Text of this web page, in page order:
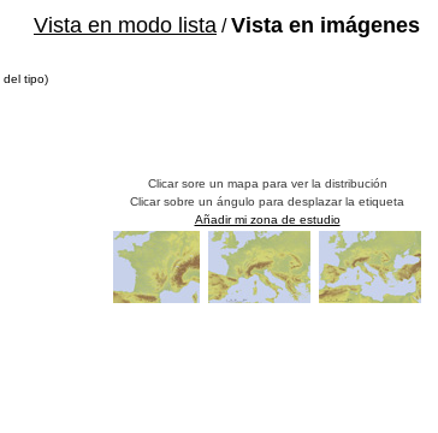
Vista en modo lista /Vista en imágenes
del tipo)
Clicar sore un mapa para ver la distribución
Clicar sobre un ángulo para desplazar la etiqueta
Añadir mi zona de estudio